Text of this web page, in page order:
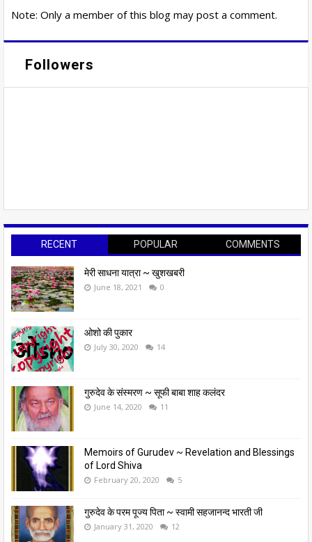
Note: Only a member of this blog may post a comment.
Followers
RECENT POPULAR COMMENTS
मेरी साधना यात्रा ~ खुशखबरी
June 18, 2021 0
ओशो की पुकार
July 30, 2020 14
गुरुदेव के संस्मरण ~ सूफी बाबा शाह कलंदर
June 14, 2020 11
Memoirs of Gurudev ~ Revelation and Blessings
of Lord Shiva
February 20, 2020 5
गुरुदेव के परम पूज्य पिता ~ स्वामी सहजानन्द भारती जी
January 31, 2020 12